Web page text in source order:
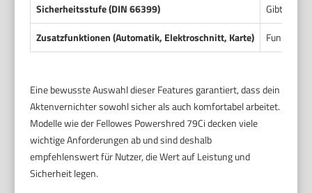
Sicherheitsstufe (DIN 66399)
Gibt an,
Zusatzfunktionen (Automatik, Elektroschnitt, Karte)
Eine bewusste Auswahl dieser Features garantiert, dass dein
Aktenvernichter sowohl sicher als auch komfortabel arbeitet.
Modelle wie der Fellowes Powershred 79Ci decken viele
wichtige Anforderungen ab und sind deshalb
empfehlenswert für Nutzer, die Wert auf Leistung und
Sicherheit legen.